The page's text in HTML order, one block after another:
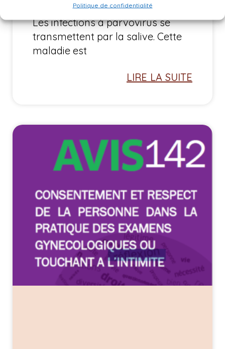
Politique de confidentialité
B19 (aussi appelée 5ème maladie).
Les infections à parvovirus se
transmettent par la salive. Cette
maladie est
LIRE LA SUITE